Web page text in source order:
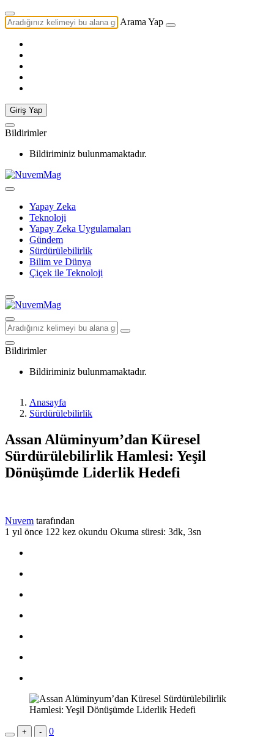
Arama Yap
Giriş Yap
Bildirimler
Bildiriminiz bulunmamaktadır.
Yapay Zeka
Teknoloji
Yapay Zeka Uygulamaları
Gündem
Sürdürülebilirlik
Bilim ve Dünya
Çiçek ile Teknoloji
Bildirimler
Bildiriminiz bulunmamaktadır.
Anasayfa
Sürdürülebilirlik
Assan Alüminyum’dan Küresel
Sürdürülebilirlik Hamlesi: Yeşil
Dönüşümde Liderlik Hedefi
Nuvem tarafından
1 yıl önce 122 kez okundu Okuma süresi: 3dk, 3sn
+ - 0